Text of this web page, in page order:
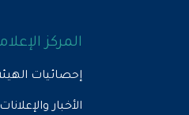
المركز الإعلامي
إحصائيات الهيئة
الأخبار والإعلانات